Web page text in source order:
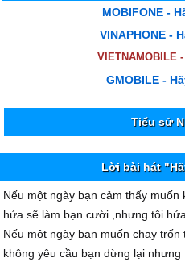
MOBIFONE -
VINAPHONE -
VIETNAMOBILE
GMOBILE -
Tiểu sử
Lời bài hát
Nếu một ngày bạn cảm thấy muốn
hứa sẽ làm bạn cười ,nhưng tôi
Nếu một ngày bạn muốn chạy
không yêu cầu bạn dừng lại nhưng